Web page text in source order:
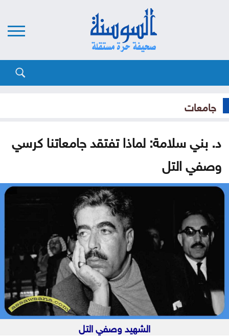
جامعات
د. بني سلامة: لماذا تفتقد جامعاتنا كرسي
وصفي التل
الشهيد وصفي التل